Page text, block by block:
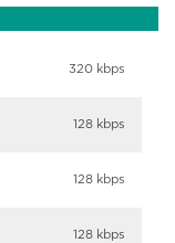
320 kbps
128 kbps
128 kbps
128 kbps